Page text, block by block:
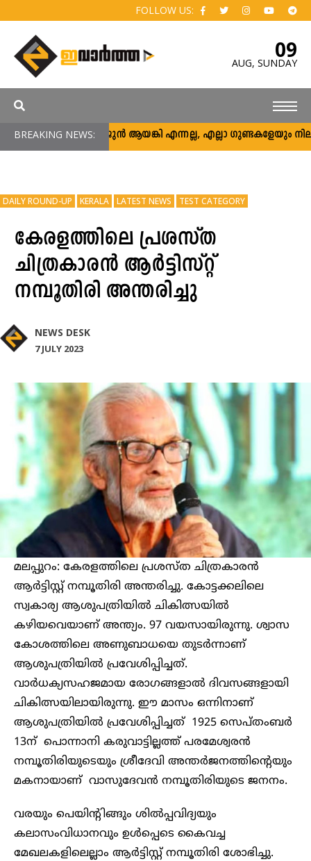
FOLLOW US:
09
AUG, SUNDAY
BREAKING NEWS:അര്‍ജുന്‍ ആയങ്കി എന്നല്ല, എല്ലാ ഗുണ്ടകളേയും നിലയ്ക്ക്
DAILY ROUND-UP KERALA LATEST NEWS TEST CATEGORY
കേരളത്തിലെ പ്രശസ്ത
ചിത്രകാരൻ ആർട്ടിസ്റ്റ്
നമ്പൂതിരി അന്തരിച്ചു
NEWS DESK
7 JULY 2023
മലപ്പുറം: കേരളത്തിലെ പ്രശസ്ത ചിത്രകാരൻ
ആർട്ടിസ്റ്റ് നമ്പൂതിരി അന്തരിച്ചു. കോട്ടക്കലിലെ
സ്വകാര്യ ആശുപത്രിയിൽ ചികിത്സയിൽ
കഴിയവെയാണ് അന്ത്യം. 97 വയസായിരുന്നു. ശ്വാസ
കോശത്തിലെ അണുബാധയെ തുടർന്നാണ്
ആശുപത്രിയിൽ പ്രവേശിപ്പിച്ചത്.
വാർധക്യസഹജമായ രോഗങ്ങളാൽ ദിവസങ്ങളായി
ചികിത്സയിലായിരുന്നു. ഈ മാസം ഒന്നിനാണ്
ആശുപത്രിയിൽ പ്രവേശിപ്പിച്ചത് 1925 സെപ്‌തംബർ
13ന്‌ പൊന്നാനി കരുവാട്ടില്ലത്ത് പരമേശ്വരൻ
നമ്പൂതിരിയുടെയും ശ്രീദേവി അന്തർജനത്തിന്റെയും
മകനായാണ്‌ വാസുദേവൻ നമ്പൂതിരിയുടെ ജനനം.
വരയും പെയിന്റിങ്ങും ശിൽപ്പവിദ്യയും
കലാസംവിധാനവും ഉൾപ്പെടെ കൈവച്ച
മേഖലകളിലെല്ലാം ആർട്ടിസ്റ്റ് നമ്പൂതിരി ശോഭിച്ചു.